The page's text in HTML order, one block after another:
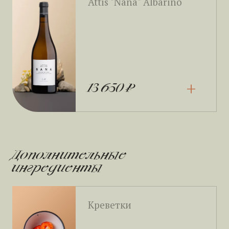
13 650 ₽ +
Дополнительные
ингредиенты
Креветки